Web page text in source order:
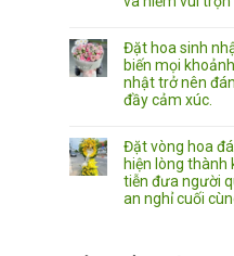
Đặt hoa sinh
biến mọi
nhật trở nên
đầy cảm xúc.
Đặt vòng hoa
hiện lòng thành
tiễn đưa người
an nghỉ cuối